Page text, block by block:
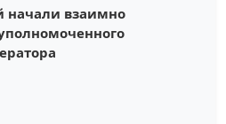
начали взаимно